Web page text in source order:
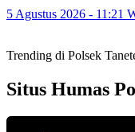
5 Agustus 2026 - 11:21
Trending di Polsek
Situs Humas